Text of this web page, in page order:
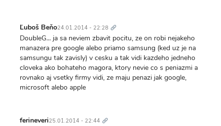
Ľuboš Beňo24.01.2014 - 22:28 odkaz
DoubleG... ja sa neviem zbavit pocitu, ze on robi nejakeho
manazera pre google alebo priamo samsung (ked uz je na
samsungu tak zavisly) v cesku a tak vidi kazdeho jedneho
cloveka ako bohateho magora, ktory nevie co s peniazmi a
rovnako aj vsetky firmy vidi, ze maju penazi jak google,
microsoft alebo apple
ferineveri25.01.2014 - 22:44 odkaz